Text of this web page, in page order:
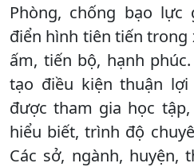
Phòng, chống bạo lực
điển hình tiên tiến trong
ấm, tiến bộ, hạnh
tạo điều kiện thuận
được tham gia học
hiểu biết, trình độ
Các sở, ngành, huyện,